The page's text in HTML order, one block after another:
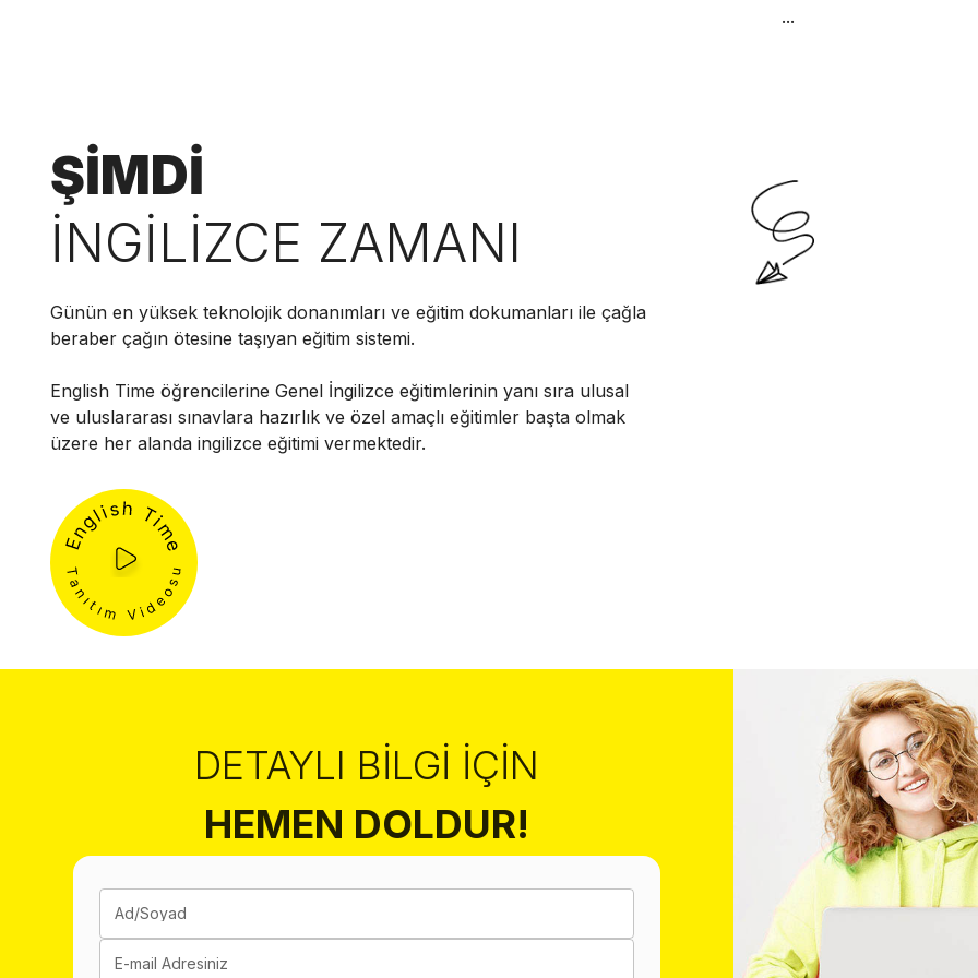
...
ŞİMDİ
İNGİLİZCE ZAMANI
Günün en yüksek teknolojik donanımları ve eğitim dokumanları ile çağla
beraber çağın ötesine taşıyan eğitim sistemi.
English Time öğrencilerine Genel İngilizce eğitimlerinin yanı sıra ulusal
ve uluslararası sınavlara hazırlık ve özel amaçlı eğitimler başta olmak
üzere her alanda ingilizce eğitimi vermektedir.
DETAYLI BILGI İÇIN
HEMEN DOLDUR!
Ad/Soyad
E-mail Adresiniz